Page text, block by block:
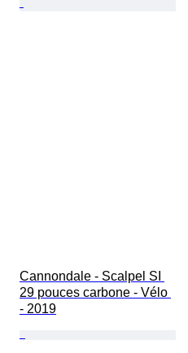
Cannondale - Scalpel SI
29 pouces carbone - Vélo
- 2019